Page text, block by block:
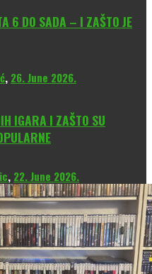
6 DO SADA – I ZAŠTO JE
, 26. June 2026.
IGARA I ZAŠTO SU
, 22. June 2026.